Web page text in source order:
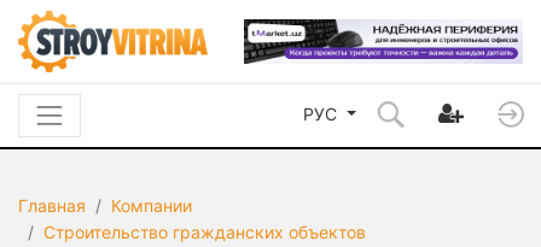
РУС
Главная
Компании
Строительство гражданских объектов